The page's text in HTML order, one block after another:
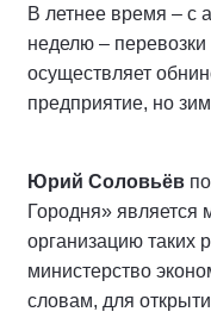
В летнее время – с
неделю –
осуществляет
предприятие, но
Юрий Соловьёв
Городня»
организацию таких
министерство
словам, для